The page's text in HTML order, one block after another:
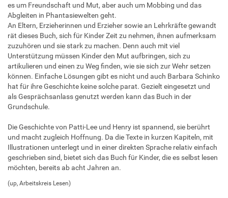
es um Freundschaft und Mut, aber auch um Mobbing und das
Abgleiten in Phantasiewelten geht.
An Eltern, Erzieherinnen und Erzieher sowie an Lehrkräfte gewandt
rät dieses Buch, sich für Kinder Zeit zu nehmen, ihnen aufmerksam
zuzuhören und sie stark zu machen. Denn auch mit viel
Unterstützung müssen Kinder den Mut aufbringen, sich zu
artikulieren und einen zu Weg finden, wie sie sich zur Wehr setzen
können. Einfache Lösungen gibt es nicht und auch Barbara Schinko
hat für ihre Geschichte keine solche parat. Gezielt eingesetzt und
als Gesprächsanlass genutzt werden kann das Buch in der
Grundschule.
Die Geschichte von Patti-Lee und Henry ist spannend, sie berührt
und macht zugleich Hoffnung. Da die Texte in kurzen Kapiteln, mit
Illustrationen unterlegt und in einer direkten Sprache relativ einfach
geschrieben sind, bietet sich das Buch für Kinder, die es selbst lesen
möchten, bereits ab acht Jahren an.
(up, Arbeitskreis Lesen)